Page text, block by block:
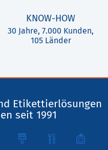
KNOW-HOW
30 Jahre, 7.000 Kunden,
105 Länder
Etikettierlösungen
seit 1991